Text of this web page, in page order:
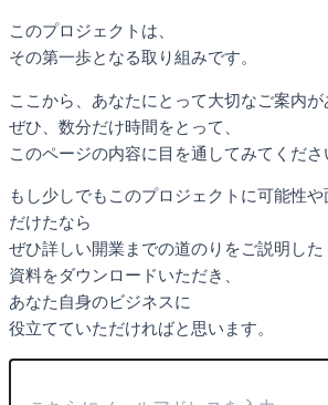
このプロジェクトは、
その第一歩となる取り組みです。
ここから、あなたにとって大切なご案内が
ぜひ、数分だけ時間をとって、
このページの内容に目を通してみてくださ
もし少しでもこのプロジェクトに可能性
だけたなら
ぜひ詳しい開業までの道のりをご説明した
資料をダウンロードいただき、
あなた自身のビジネスに
役立てていただければと思います。